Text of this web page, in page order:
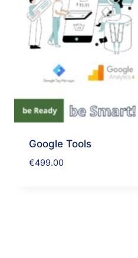
Google Tools
€499.00